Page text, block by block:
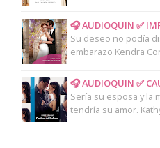
🎧 AUDIOQUIN ✅
Su deseo no podía
embarazo Kendra
🎧 AUDIOQUIN ✅
Sería su esposa y la
tendría su amor.